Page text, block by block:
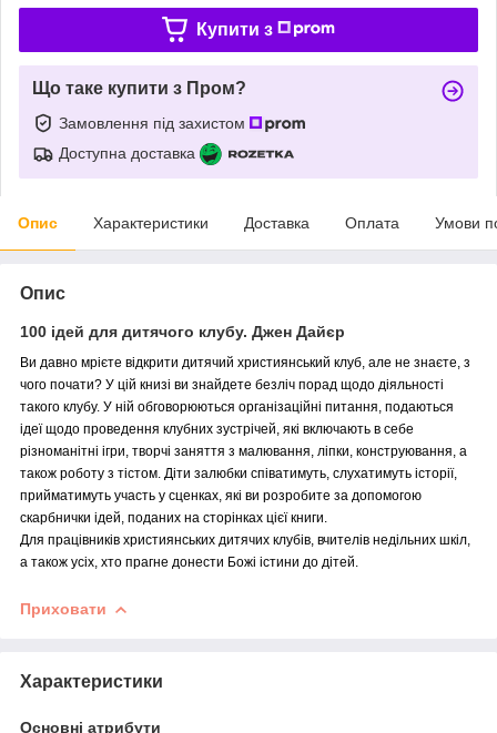
Купити з
Що таке купити з Пром?
Замовлення під захистом
Доступна доставка
Опис Характеристики Доставка Оплата Умови
Опис
100 ідей для дитячого клубу. Джен Дайєр
Ви давно мрієте відкрити дитячий християнський клуб, але не знаєте, з
чого почати? У цій книзі ви знайдете безліч порад щодо діяльності
такого клубу. У ній обговорюються організаційні питання, подаються
ідеї щодо проведення клубних зустрічей, які включають в себе
різноманітні ігри, творчі заняття з малювання, ліпки, конструювання, а
також роботу з тістом. Діти залюбки співатимуть, слухатимуть історії,
прийматимуть участь у сценках, які ви розробите за допомогою
скарбнички ідей, поданих на сторінках цієї книги.
Для працівників християнських дитячих клубів, вчителів недільних шкіл,
а також усіх, хто прагне донести Божі істини до дітей.
Приховати
Характеристики
Основні атрибути